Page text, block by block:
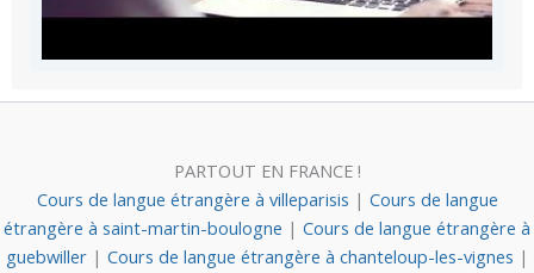
PARTOUT EN FRANCE !
Cours de langue étrangère à villeparisis | Cours de langue
étrangère à saint-martin-boulogne | Cours de langue étrangère à
guebwiller | Cours de langue étrangère à chanteloup-les-vignes |